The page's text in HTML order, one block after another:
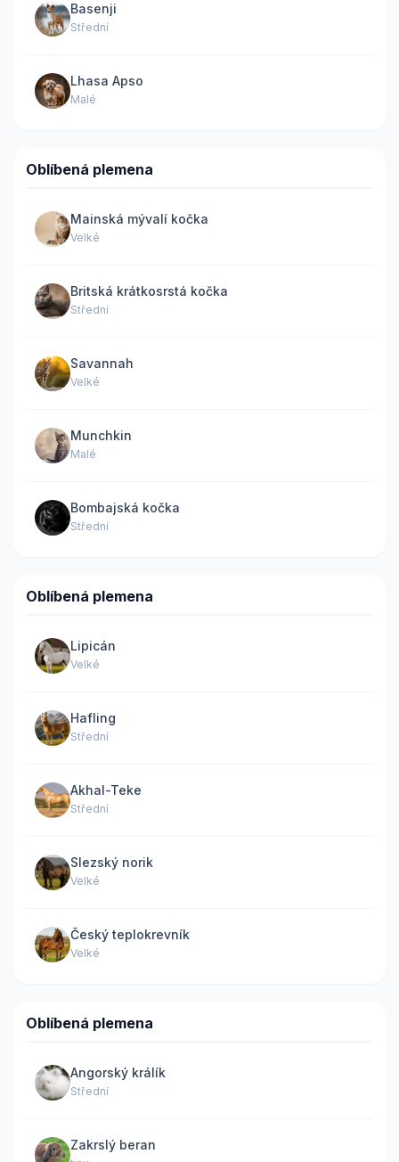
Basenji
Střední
Lhasa Apso
Malé
Oblíbená plemena
Mainská mývalí kočka
Velké
Britská krátkosrstá kočka
Střední
Savannah
Velké
Munchkin
Malé
Bombajská kočka
Střední
Oblíbená plemena
Lipicán
Velké
Hafling
Střední
Akhal-Teke
Střední
Slezský norik
Velké
Český teplokrevník
Velké
Oblíbená plemena
Angorský králík
Střední
Zakrslý beran